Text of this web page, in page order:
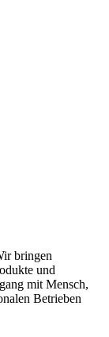
bringen
und
mit Mensch,
Betrieben